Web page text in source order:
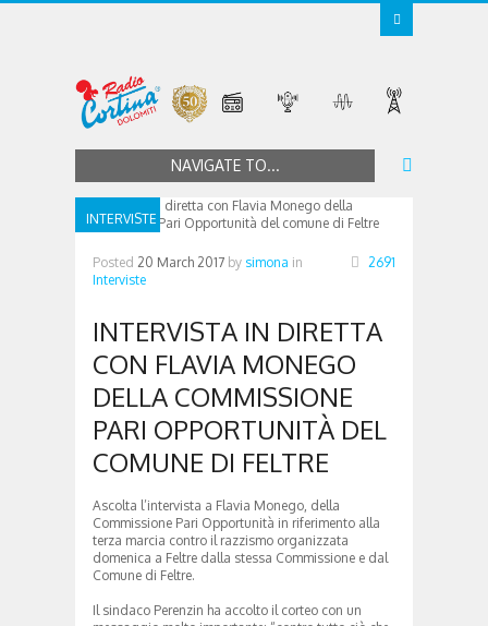
NAVIGATE TO...
INTERVISTE
Posted 20 March 2017 by simona in
Interviste
2691
INTERVISTA IN DIRETTA
CON FLAVIA MONEGO
DELLA COMMISSIONE
PARI OPPORTUNITÀ DEL
COMUNE DI FELTRE
Ascolta l’intervista a Flavia Monego, della
Commissione Pari Opportunità in riferimento alla
terza marcia contro il razzismo organizzata
domenica a Feltre dalla stessa Commissione e dal
Comune di Feltre.
Il sindaco Perenzin ha accolto il corteo con un